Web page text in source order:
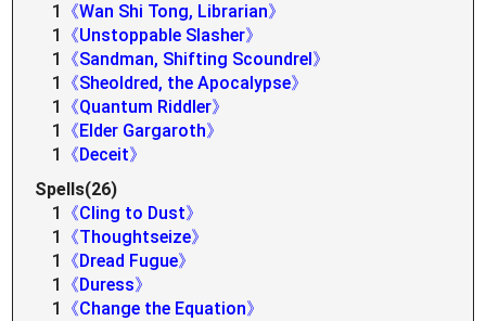
1
《Wan Shi Tong, Librarian》
1
《Unstoppable Slasher》
1
《Sandman, Shifting Scoundrel》
1
《Sheoldred, the Apocalypse》
1
《Quantum Riddler》
1
《Elder Gargaroth》
1
《Deceit》
Spells(26)
1
《Cling to Dust》
1
《Thoughtseize》
1
《Dread Fugue》
1
《Duress》
1
《Change the Equation》